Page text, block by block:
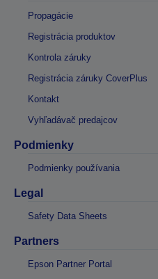
Propagácie
Registrácia produktov
Kontrola záruky
Registrácia záruky CoverPlus
Kontakt
Vyhľadávač predajcov
Podmienky
Podmienky používania
Legal
Safety Data Sheets
Partners
Epson Partner Portal